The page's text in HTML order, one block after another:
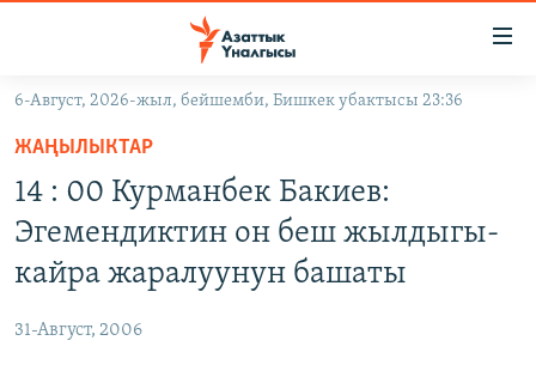
Навигацияга
өтүңүз
салыңызКЫРГЫЗСТАН
САЯСАТ
МАДАНИЯТ
ДҮЙНӨ
УКРАИНА
ТВ ПРОГРАММАЛАР
6-Август, 2026-жыл, бейшемби, Бишкек убактысы 23:36
ЖАҢЫЛЫКТАР
14 : 00 Курманбек Бакиев:
Эгемендиктин он беш жылдыгы-
кайра жаралуунун башаты
31-Август, 2006